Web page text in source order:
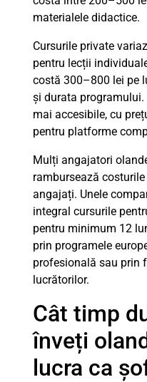
materialele didactice.
Cursurile private
pentru lecții
costă 300–800 lei pe
și durata
mai accesibile, cu
pentru platforme
Mulți angajatori
rambursează
angajați. Unele
integral cursurile
pentru minimum 12
prin programele
profesională sau prin
lucrătorilor.
Cât timp
înveți
lucra ca